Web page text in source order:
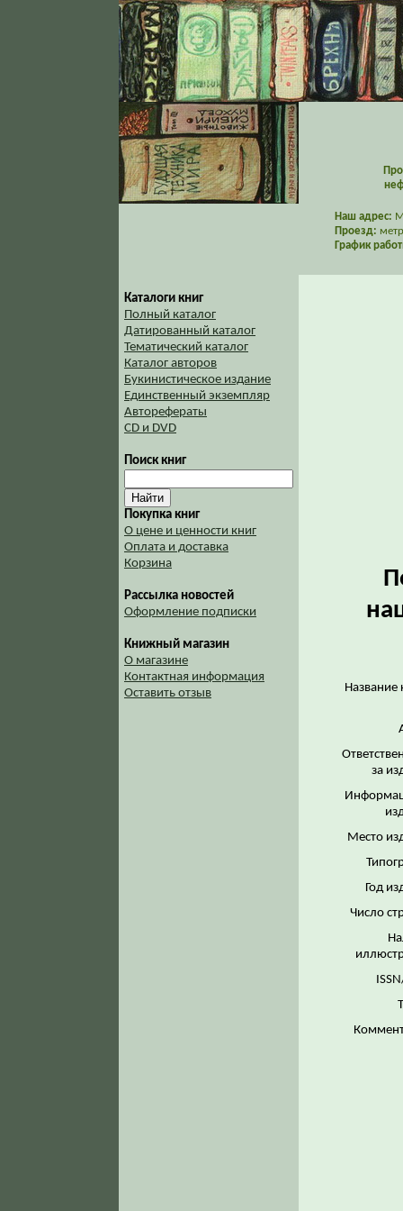
Наш адрес:
Проезд:
График
Каталоги книг
Полный каталог
Датированный каталог
Тематический каталог
Каталог авторов
Букинистическое издание
Единственный экземпляр
Авторефераты
CD и DVD
Поиск книг
Покупка книг
О цене и ценности книг
Оплата и доставка
Корзина
Рассылка новостей
Оформление подписки
Книжный магазин
О магазине
Контактная информация
Оставить отзыв
Название
за
Место
Год
Число